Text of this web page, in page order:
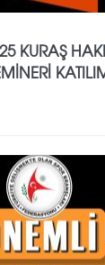
KURAŞ